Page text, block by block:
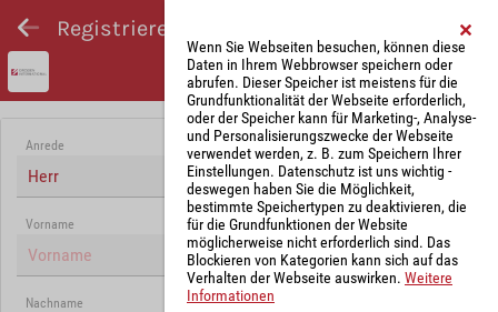
Registrieren und Angebot abgeben
Anrede
Herr
Vorname
Nachname
Wenn Sie Webseiten besuchen, können diese
Daten in Ihrem Webbrowser speichern oder
abrufen. Dieser Speicher ist meistens für die
Grundfunktionalität der Webseite erforderlich,
oder der Speicher kann für Marketing-, Analyse-
und Personalisierungszwecke der Webseite
verwendet werden, z. B. zum Speichern Ihrer
Einstellungen. Datenschutz ist uns wichtig -
deswegen haben Sie die Möglichkeit,
bestimmte Speichertypen zu deaktivieren, die
für die Grundfunktionen der Website
möglicherweise nicht erforderlich sind. Das
Blockieren von Kategorien kann sich auf das
Verhalten der Webseite auswirken. Weitere
Informationen